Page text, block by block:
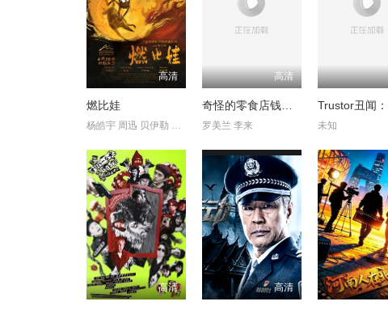
高清
燃比娃
杨皓宇 周迅 贝伊勒 康春雷
高清
奇怪的零食店钱天堂
罗美兰 李来 未知
高清 高清